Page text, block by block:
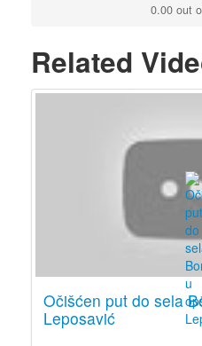
0.00 out
Related
Očišćen put do sela
Leposavić